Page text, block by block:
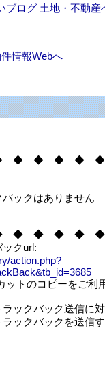
情報Webへ
◆ ◆ ◆ ◆
ックはありません
◆ ◆ ◆ ◆
クurl:
action.php?
ットのコピーをご利
ックバック送信に
ラックバックを送信